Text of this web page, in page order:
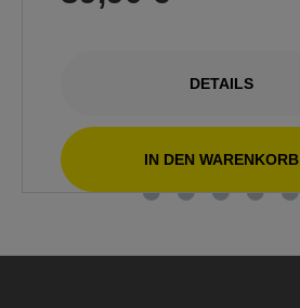
DETAILS
IN DEN WARENKORB